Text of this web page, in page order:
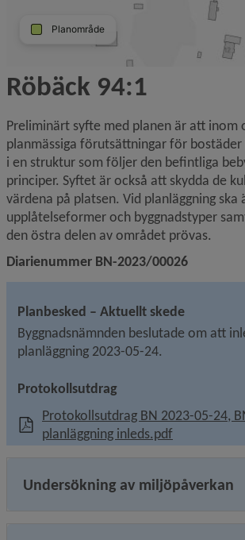
Röbäck 94:1
Preliminärt syfte med planen är att inom
planmässiga förutsättningar för bostäder
i en struktur som följer den befintliga
principer. Syftet är också att skydda de
värdena på platsen. Vid planläggning ska
upplåtelseformer och byggnadstyper
den östra delen av området prövas.
Diarienummer BN-2023/00026
Planbesked – Aktuellt skede
Byggnadsnämnden beslutade om att
planläggning 2023-05-24.
Protokollsutdrag
Protokollsutdrag BN 2023-05-24,
planläggning inleds.pdf, 1.4 MB,
Undersökning av miljöpåverkan